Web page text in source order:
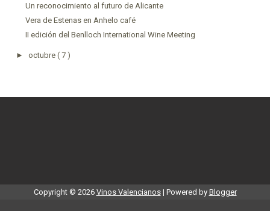
Un reconocimiento al futuro de Alicante
Vera de Estenas en Anhelo café
II edición del Benlloch International Wine Meeting
► octubre ( 7 )
Copyright © 2026 Vinos Valencianos| Powered by Blogger